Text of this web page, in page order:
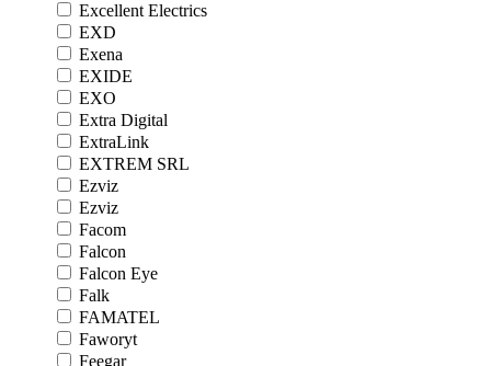
Excellent Electrics
EXD
Exena
EXIDE
EXO
Extra Digital
ExtraLink
EXTREM SRL
Ezviz
Ezviz
Facom
Falcon
Falcon Eye
Falk
FAMATEL
Faworyt
Feegar